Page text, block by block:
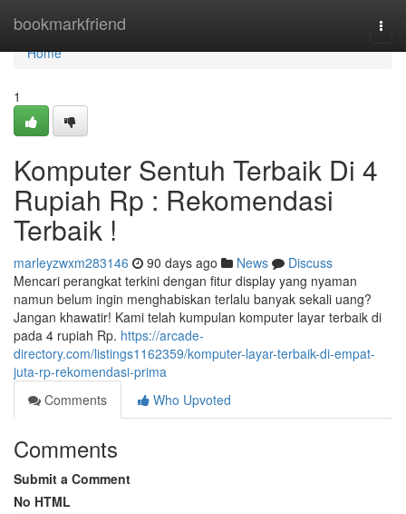
bookmarkfriend
Home
Home
1
Komputer Sentuh Terbaik Di 4
Rupiah Rp : Rekomendasi
Terbaik !
marleyzwxm283146 90 days ago News
Discuss
Mencari perangkat terkini dengan fitur display yang nyaman
namun belum ingin menghabiskan terlalu banyak sekali uang?
Jangan khawatir! Kami telah kumpulan komputer layar terbaik di
pada 4 rupiah Rp. https://arcade-
directory.com/listings1162359/komputer-layar-terbaik-di-empat-
juta-rp-rekomendasi-prima
Comments
Who Upvoted
Comments
Submit a Comment
No HTML